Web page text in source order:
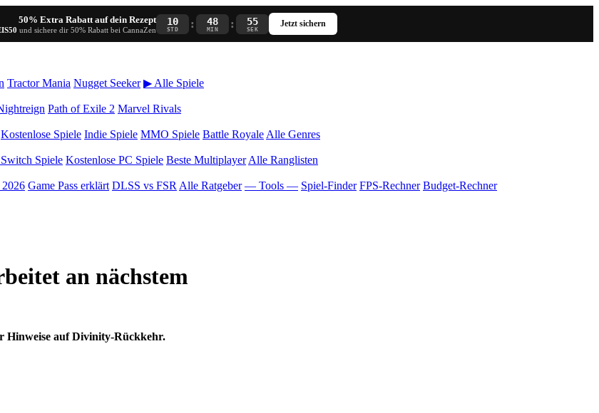
50% Extra Rabatt auf dein Rezept
und sichere dir 50% Rabatt bei CannaZen
10
STD : 48
MIN : 55
SEK
Jetzt sichern
Tractor Mania Nugget Seeker ▶ Alle Spiele
Path of Exile 2 Marvel Rivals
Kostenlose Spiele Indie Spiele MMO Spiele Battle Royale Alle Genres
Spiele Kostenlose PC Spiele Beste Multiplayer Alle Ranglisten
Game Pass erklärt DLSS vs FSR Alle Ratgeber — Tools — Spiel-Finder FPS-Rechner Budget-Rechner
an nächstem
Hinweise auf Divinity-Rückkehr.